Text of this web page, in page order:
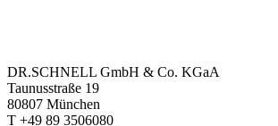
DR.SCHNELL GmbH & Co. KGaA
Taunusstraße 19
80807 München
T +49 89 3506080